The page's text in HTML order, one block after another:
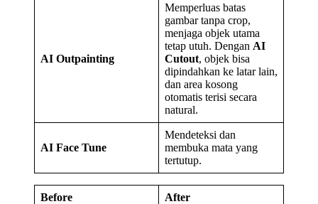
AI Outpainting
Memperluas batas
gambar tanpa crop,
menjaga objek utama
tetap utuh. Dengan AI
Cutout, objek bisa
dipindahkan ke latar lain,
dan area kosong
otomatis terisi secara
natural.
AI Face Tune
Mendeteksi dan
membuka mata yang
tertutup.
Before After